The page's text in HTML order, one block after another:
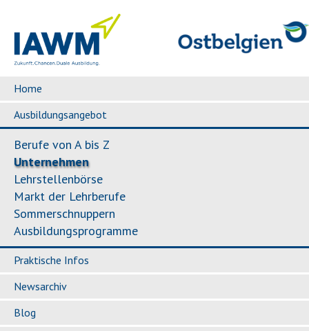
Home
Ausbildungsangebot
Berufe von A bis Z
Unternehmen
Lehrstellenbörse
Markt der Lehrberufe
Sommerschnuppern
Ausbildungsprogramme
Praktische Infos
Newsarchiv
Blog